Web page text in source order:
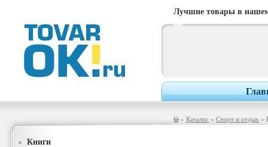
Лучшие товары в
» Каталог » Спорт и отдых »
Книги